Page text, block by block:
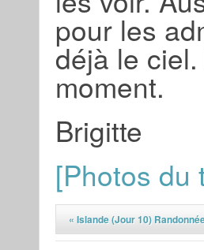
pour les
déjà le
moment.
Brigitte
[Photos du
« Islande (jour 10)